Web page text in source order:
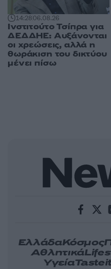
14:2806.08.26
Ινστιτούτο Τσίπρα για
ΔΕΔΔΗΕ: Αυξάνονται
οι χρεώσεις, αλλά η
θωράκιση του δικτύου
μένει πίσω
ΕλλάδαΚόσμος
Αθλητικά
ΥγείαTasteit